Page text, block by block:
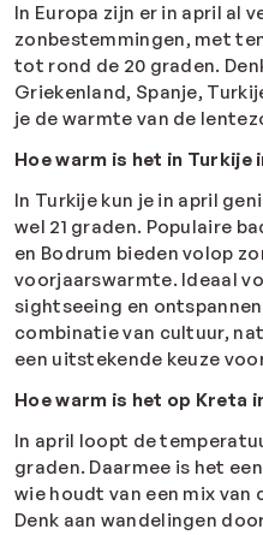
In Europa zijn er in april al
zonbestemmingen, met
tot rond de 20 graden.
Griekenland, Spanje,
je de warmte van de
Hoe warm is het in Turkije
In Turkije kun je in april
wel 21 graden. Populaire
en Bodrum bieden volop
voorjaarswarmte. Ideaal
sightseeing en
combinatie van cultuur,
een uitstekende keuze
Hoe warm is het op Kreta
In april loopt de
graden. Daarmee is het
wie houdt van een mix
Denk aan wandelingen